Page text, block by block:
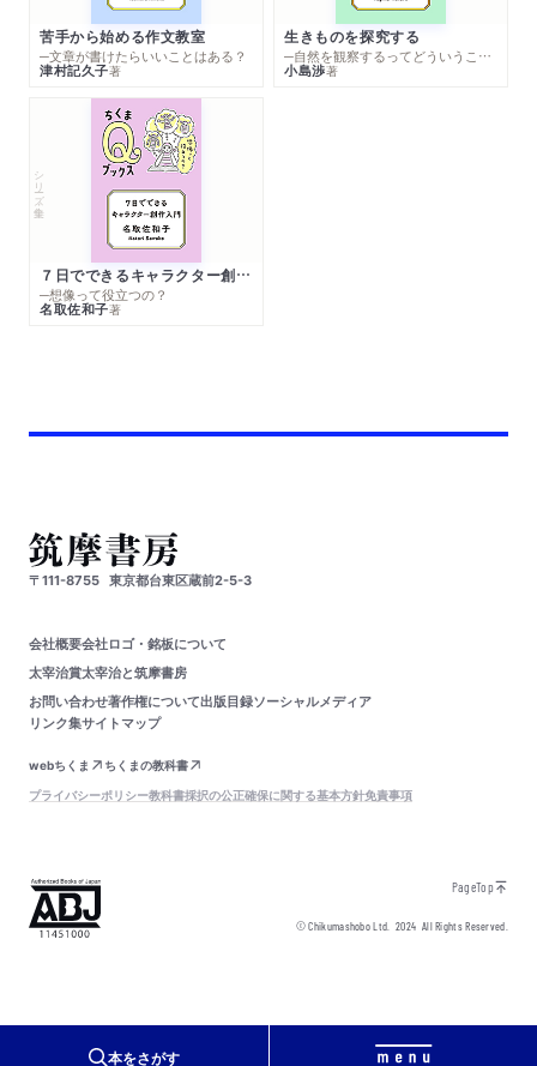
本をさがす
苦手から始める作文教室
─文章が書けたらいいことはある？
津村記久子著
生きものを探究する
─自然を観察するってどういうこと？
小島渉著
シリーズ・全集
７日でできるキャラクター創作入門
─想像って役立つの？
名取佐和子著
〒111-8755 東京都台東区蔵前2-5-3
会社概要会社ロゴ・銘板について
太宰治賞太宰治と筑摩書房
お問い合わせ著作権について出版目録ソーシャルメディア
リンク集サイトマップ
webちくま
ちくまの教科書
プライバシーポリシー教科書採択の公正確保に関する基本方針免責事項
PageTop
© Chikumashobo Ltd.2024 All Rights Reserved.